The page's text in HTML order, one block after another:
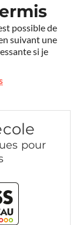
possible de
suivant une
si je
pour